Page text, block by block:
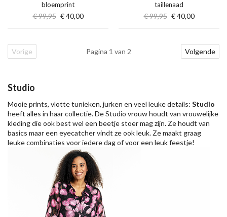
bloemprint
€ 99,95 € 40,00
taillenaad
€ 99,95 € 40,00
Vorige Pagina 1 van 2 Volgende
Studio
Mooie prints, vlotte tunieken, jurken en veel leuke details: Studio
heeft alles in haar collectie. De Studio vrouw houdt van vrouwelijke
kleding die ook best wel een beetje stoer mag zijn. Ze houdt van
basics maar een eyecatcher vindt ze ook leuk. Ze maakt graag
leuke combinaties voor iedere dag of voor een leuk feestje!